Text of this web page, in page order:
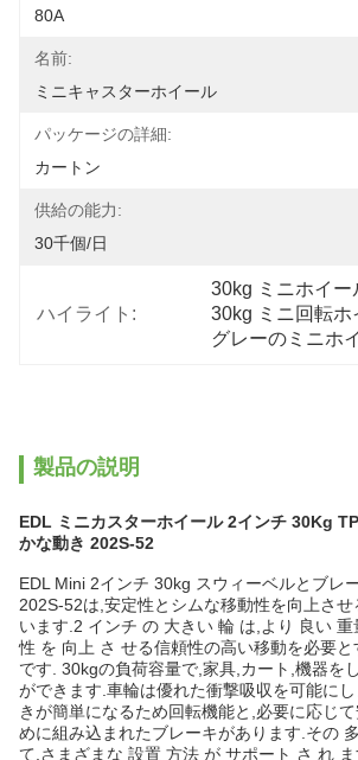
80A
名前:
ミニキャスターホイール
パッケージの詳細:
カートン
供給の能力:
30千個/日
ハイライト:
30kg ミニホイー
30kg ミニ回転ホ
グレーのミニホ
製品の説明
EDL ミニカスターホイール 2インチ 30Kg
かな動き 202S-52
EDL Mini 2インチ 30kg スウィーベルとブレ
202S-52は,安定性とシムな移動性を向上さ
います.2 インチ の 大きい 輪 は,より 良い 重
性 を 向上 さ せる信頼性の高い移動を必要
です. 30kgの負荷容量で,家具,カート,機器を
ができます.車輪は優れた衝撃吸収を可能に
きが簡単になるため回転機能と,必要に応じ
めに組み込まれたブレーキがあります.その
て,さまざまな 設置 方法 が サポート さ れ